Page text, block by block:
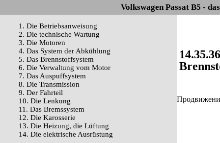
Volkswagen Passat B5 -
1. Die Betriebsanweisung
2. Die technische Wartung
3. Die Motoren
4. Das System der Abkühlung
5. Das Brennstoffsystem
6. Die Verwaltung vom Motor
7. Das Auspuffsystem
8. Die Transmission
9. Der Fahrteil
10. Die Lenkung
11. Das Bremssystem
12. Die Karosserie
13. Die Heizung, die Lüftung
14. Die elektrische Ausrüstung